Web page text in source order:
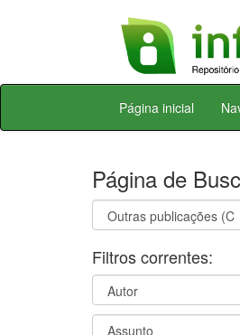
Skip
Página inicial
Página de
Filtros correntes: